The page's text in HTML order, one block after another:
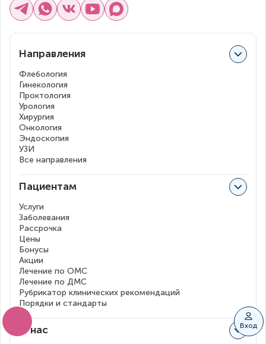
Вход
Направления
Флебология
Гинекология
Проктология
Урология
Хирургия
Онкология
Эндоскопия
УЗИ
Все направления
Пациентам
Услуги
Заболевания
Рассрочка
Цены
Бонусы
Акции
Лечение по ОМС
Лечение по ДМС
Рубрикатор клинических рекомендаций
Порядки и стандарты
О нас